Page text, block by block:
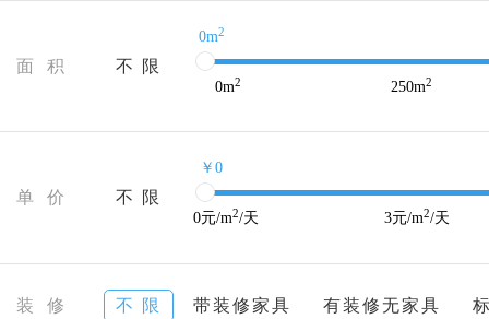
面 积 不 限
0m2
0m2 250m2
单 价 不 限
￥0
0元/m2/天 3元/m2/天
装 修 不 限 带装修家具 有装修无家具